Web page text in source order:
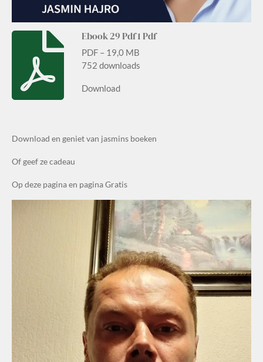
Ebook 29 Pdf 1 Pdf
PDF – 19,0 MB
752 downloads
Download
Download en geniet van jasmins boeken
Of geef ze cadeau
Op deze pagina en pagina Gratis